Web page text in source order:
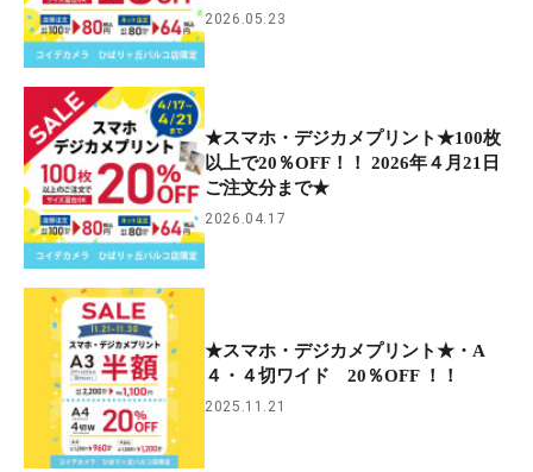
2026.05.23
★スマホ・デジカメプリント★100枚
以上で20％OFF！！ 2026年４月21日
ご注文分まで★
2026.04.17
★スマホ・デジカメプリント★・A
４・４切ワイド 20％OFF ！！
2025.11.21